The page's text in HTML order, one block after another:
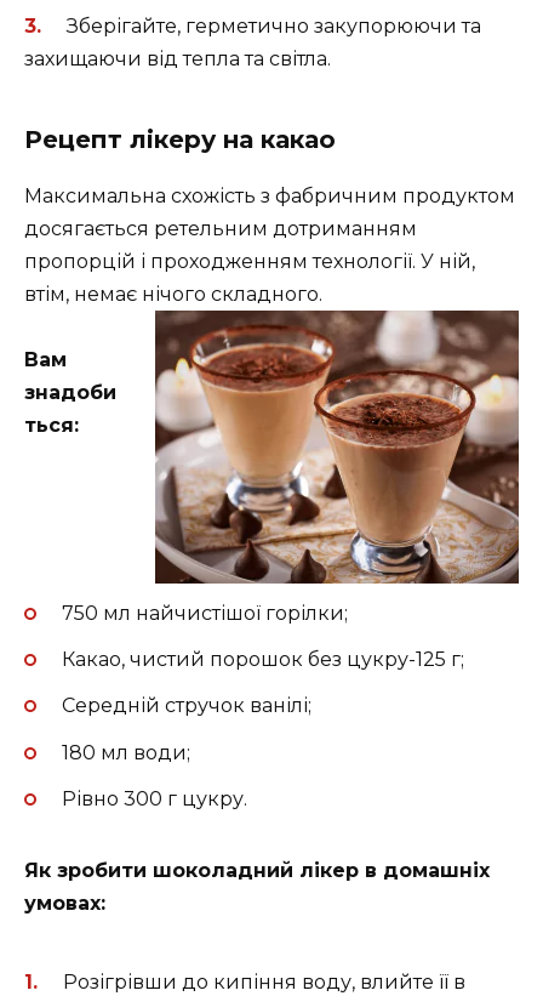
Зберігайте, герметично закупорюючи та
захищаючи від тепла та світла.
Рецепт лікеру на какао
Максимальна схожість з фабричним продуктом
досягається ретельним дотриманням
пропорцій і проходженням технології. У ній,
втім, немає нічого складного.
Вам
знадоби
ться:
750 мл найчистішої горілки;
Какао, чистий порошок без цукру-125 г;
Середній стручок ванілі;
180 мл води;
Рівно 300 г цукру.
Як зробити шоколадний лікер в домашніх
умовах:
Розігрівши до кипіння воду, влийте її в